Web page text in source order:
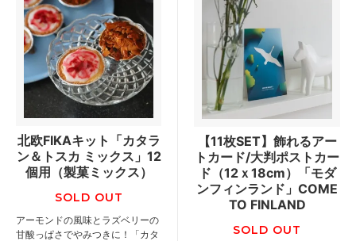
北欧FIKAキット「カタラ
ン＆トスカ ミックス」12
個用（製菓ミックス）
SOLD OUT
アーモンドの風味とラズベリーの
甘酸っぱさでやみつきに！「カタ
【11枚SET】飾れるアー
トカード/大判ポストカー
ド（12ｘ18cm）「モダ
ンフィンランド」COME
TO FINLAND
SOLD OUT